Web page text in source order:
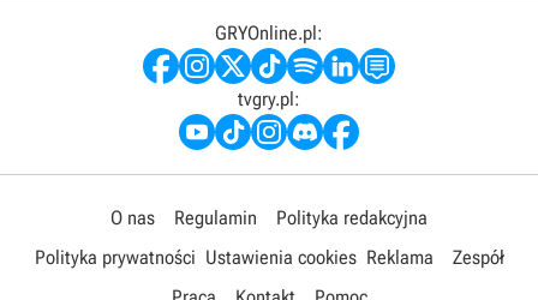
GRYOnline.pl:
tvgry.pl:
O nas Regulamin
Polityka redakcyjna
Polityka prywatności Ustawienia cookies Reklama
Zespół